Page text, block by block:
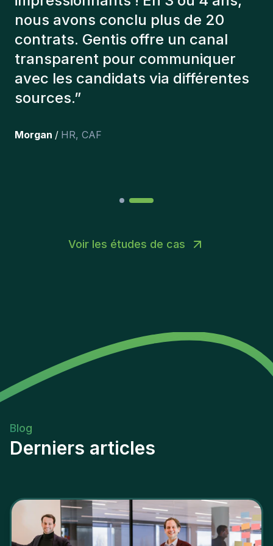
éléments afin de nous présenter
les bons candidats. Les personnes
que l'on a recruté sont toujours là
et personnellement,je suis très
content des personnes qu’on a
Voir les études de cas
Blog
Derniers articles